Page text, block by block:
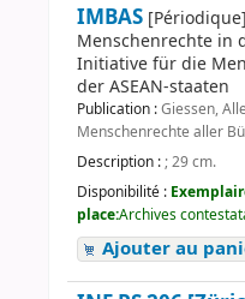
IMBAS
Menschenrechte in
Initiative für die
der ASEAN-staaten
Publication :Giessen,
Menschenrechte aller
Description :; 29 cm.
Disponibilité :
place:Archives
Ajouter au